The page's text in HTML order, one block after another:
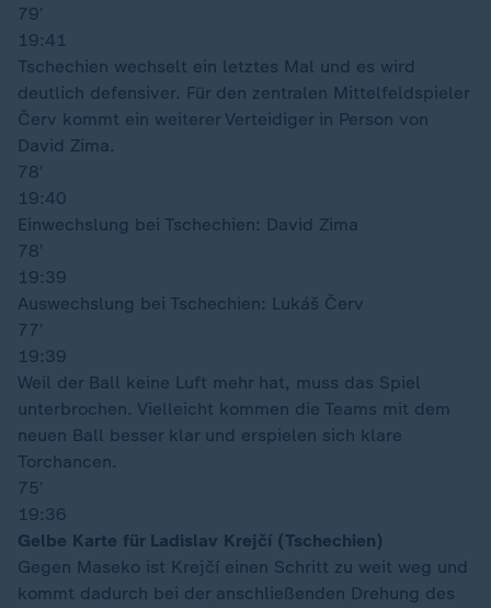
79′
19:41
Tschechien wechselt ein letztes Mal und es wird
deutlich defensiver. Für den zentralen Mittelfeldspieler
Červ kommt ein weiterer Verteidiger in Person von
David Zima.
78′
19:40
Einwechslung bei Tschechien: David Zima
78′
19:39
Auswechslung bei Tschechien: Lukáš Červ
77′
19:39
Weil der Ball keine Luft mehr hat, muss das Spiel
unterbrochen. Vielleicht kommen die Teams mit dem
neuen Ball besser klar und erspielen sich klare
Torchancen.
75′
19:36
Gelbe Karte für Ladislav Krejčí (Tschechien)
Gegen Maseko ist Krejčí einen Schritt zu weit weg und
kommt dadurch bei der anschließenden Drehung des